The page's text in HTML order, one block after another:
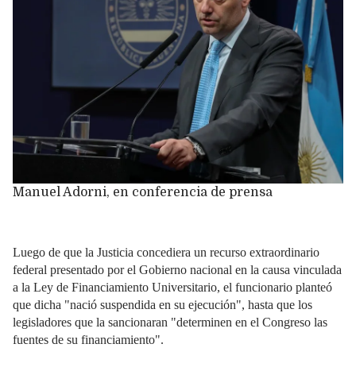
Manuel Adorni, en conferencia de prensa
Luego de que la Justicia concediera un recurso extraordinario
federal presentado por el Gobierno nacional en la causa vinculada
a la Ley de Financiamiento Universitario, el funcionario planteó
que dicha "nació suspendida en su ejecución", hasta que los
legisladores que la sancionaran "determinen en el Congreso las
fuentes de su financiamiento".